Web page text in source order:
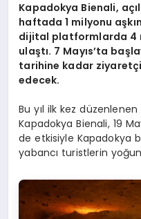
EĞITIM
Kapadokya Bienali,
haftada 1 milyonu
dijital platformlarda 4
ulaştı. 7 Mayıs’ta
tarihine kadar
edecek.
Bu yıl ilk kez düzenlenen
Kapadokya Bienali, 19
de etkisiyle Kapadokya
yabancı turistlerin yoğun